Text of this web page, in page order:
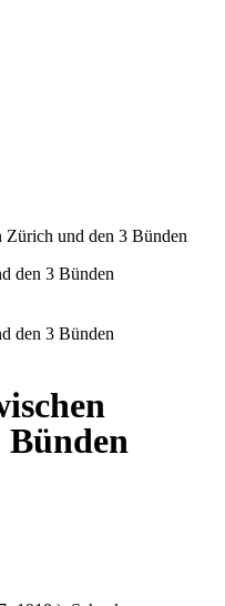
und den 3 Bünden